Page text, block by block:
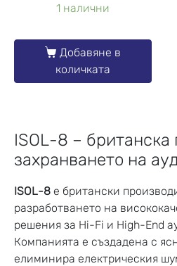
1 налични
Добавяне в
количката
ISOL-8 – британска
захранването на
ISOL-8 е британски
разработването на
решения за Hi-Fi и High-End
Компанията е създадена с
елиминира електрическия